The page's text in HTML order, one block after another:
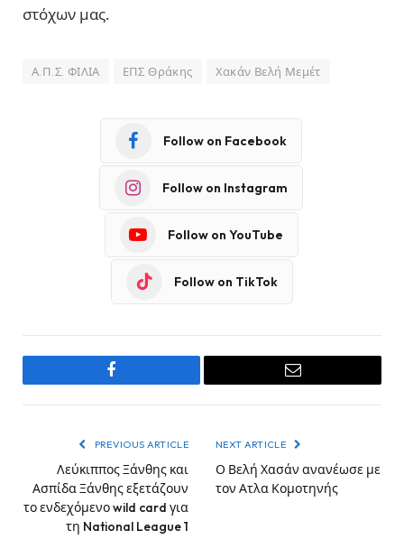
στόχων μας.
Α.Π.Σ. ΦΙΛΙΑ ΕΠΣ Θράκης Χακάν Βελή Μεμέτ
Follow on Facebook
Follow on Instagram
Follow on YouTube
Follow on TikTok
Facebook Email
PREVIOUS ARTICLE
Λεύκιππος Ξάνθης και
Ασπίδα Ξάνθης εξετάζουν
το ενδεχόμενο wild card για
τη National League 1
NEXT ARTICLE
Ο Βελή Χασάν ανανέωσε με
τον Ατλα Κομοτηνής